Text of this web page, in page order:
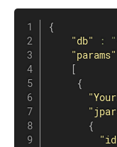
{
"db"
:
"params"
[
{
{